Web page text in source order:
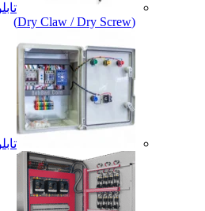
(Dry Claw / Dry Screw)